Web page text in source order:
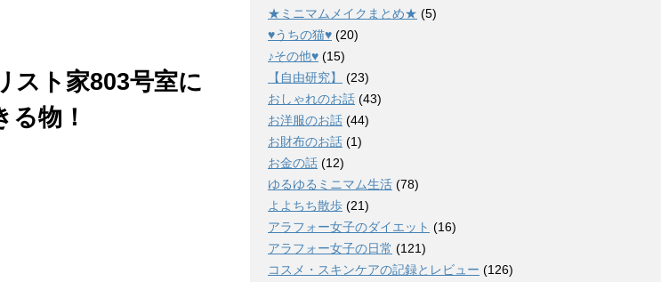
スト家803号室に
物！
★ミニマムメイクまとめ★ (5)
♥うちの猫♥ (20)
♪その他♥ (15)
【自由研究】
(23)
おしゃれのお話 (43)
お洋服のお話 (44)
お財布のお話 (1)
お金の話 (12)
ゆるゆるミニマム生活 (78)
よよちち散歩 (21)
アラフォー女子のダイエット (16)
アラフォー女子の日常 (121)
コスメ・スキンケアの記録とレビュー (126)